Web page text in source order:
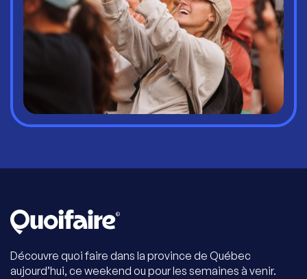
Découvre quoi faire dans la province de Québec
aujourd’hui, ce weekend ou pour les semaines à venir.